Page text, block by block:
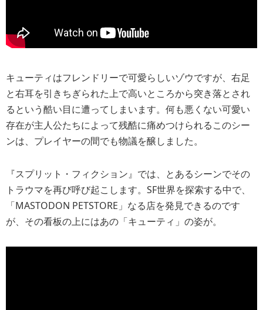
キューティはフレンドリーで可愛らしいゾウですが、右足
と右耳を引きちぎられた上で高いところから突き落とされ
るという酷い目に遭ってしまいます。何も悪くない可愛い
存在が主人公たちによって残酷に痛めつけられるこのシー
ンは、プレイヤーの間でも物議を醸しました。
『スプリット・フィクション』では、とあるシーンでその
トラウマを再び呼び起こします。SF世界を探索する中で、
「MASTODON PETSTORE」なる店を発見できるのです
が、その看板の上にはあの「キューティ」の姿が。